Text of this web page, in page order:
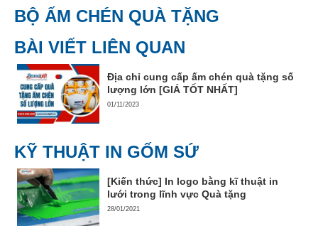
BỘ ẤM CHÉN QUÀ TẶNG
BÀI VIẾT LIÊN QUAN
Địa chỉ cung cấp ấm chén quà tặng số
lượng lớn [GIÁ TỐT NHẤT]
01/11/2023
KỸ THUẬT IN GỐM SỨ
[Kiến thức] In logo bằng kĩ thuật in
lưới trong lĩnh vực Quà tặng
28/01/2021